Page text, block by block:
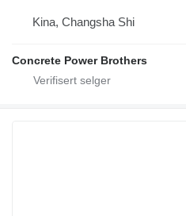
Kina, Changsha Shi
Concrete Power Brothers